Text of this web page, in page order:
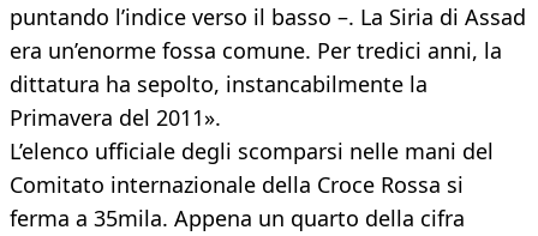
puntando l’indice verso il basso –. La Siria di Assad
era un’enorme fossa comune. Per tredici anni, la
dittatura ha sepolto, instancabilmente la
Primavera del 2011».
L’elenco ufficiale degli scomparsi nelle mani del
Comitato internazionale della Croce Rossa si
ferma a 35mila. Appena un quarto della cifra